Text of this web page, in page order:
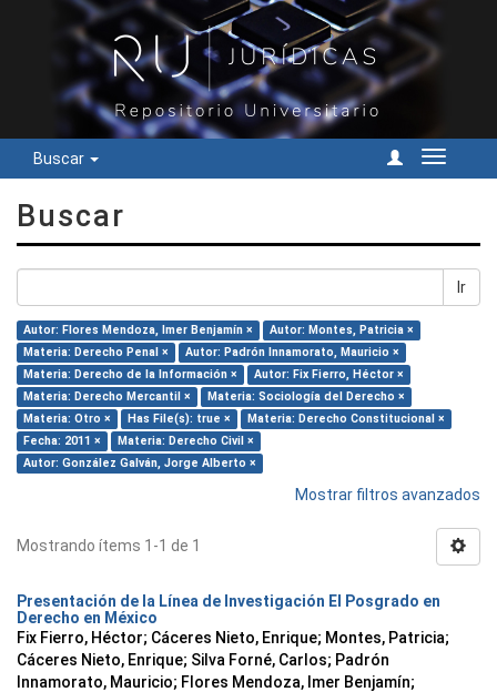
Buscar
Cambiar
Buscar
Ir
Autor: Flores Mendoza, Imer Benjamín ×
Autor: Montes, Patricia ×
Materia: Derecho Penal ×
Autor: Padrón Innamorato, Mauricio ×
Materia: Derecho de la Información ×
Autor: Fix Fierro, Héctor ×
Materia: Derecho Mercantil ×
Materia: Sociología del Derecho ×
Materia: Otro ×
Has File(s): true ×
Materia: Derecho Constitucional ×
Fecha: 2011 ×
Materia: Derecho Civil ×
Autor: González Galván, Jorge Alberto ×
Mostrar filtros avanzados
Mostrando ítems 1-1 de 1
Presentación de la Línea de Investigación El Posgrado en
Derecho en México
Fix Fierro, Héctor; Cáceres Nieto, Enrique; Montes, Patricia;
Cáceres Nieto, Enrique; Silva Forné, Carlos; Padrón
Innamorato, Mauricio; Flores Mendoza, Imer Benjamín;